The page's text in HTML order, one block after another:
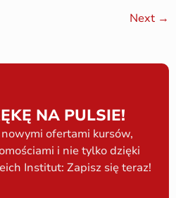
Next →
NA PULSIE!
ofertami kursów,
i nie tylko dzięki
Institut: Zapisz się teraz!